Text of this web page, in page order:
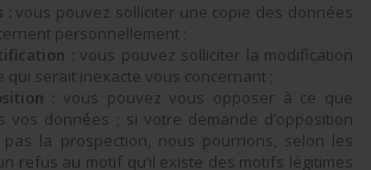
: vous pouvez solliciter une copie des données
personnellement ;
: vous pouvez solliciter la modification
qui serait inexacte vous concernant ;
: vous pouvez vous opposer à ce que
vos données ; si votre demande d’opposition
pas la prospection, nous pourrions, selon les
refus au motif qu’il existe des motifs légitimes